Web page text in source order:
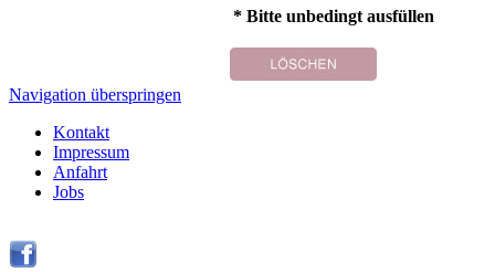
* Bitte unbedingt ausfüllen
Navigation überspringen
Kontakt
Impressum
Anfahrt
Jobs